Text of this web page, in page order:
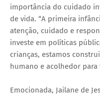
importância do cuidado
de vida. “A primeira
atenção, cuidado e
investe em políticas
crianças, estamos
humano e acolhedor
Emocionada, Jailane de